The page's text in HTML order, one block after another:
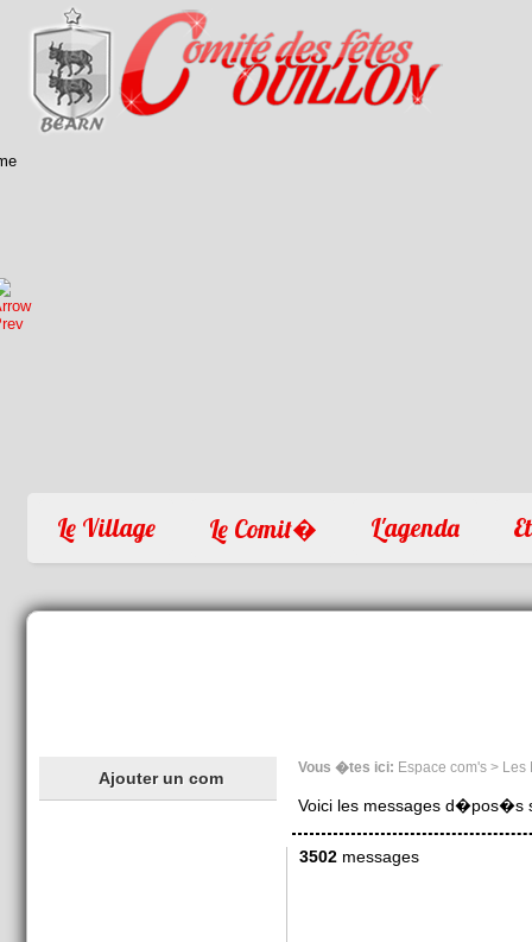
Le Village Le Comit� L'agenda
Vous �tes ici: Espace com's > Les
Voici les messages d�pos�s
3502messages
Ajouter un com